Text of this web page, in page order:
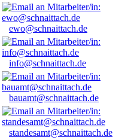
ewo@schnaittach.de
info@schnaittach.de
bauamt@schnaittach.de
standesamt@schnaittach.de